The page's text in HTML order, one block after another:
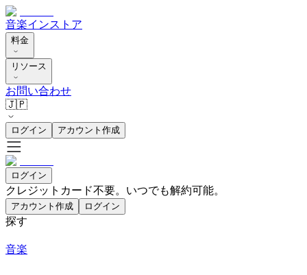
音楽インストア
料金
リソース
お問い合わせ
🇯🇵
ログイン アカウント作成
ログイン
クレジットカード不要。いつでも解約可能。
アカウント作成 ログイン
探す
音楽